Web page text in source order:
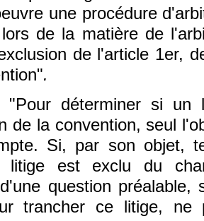
une procédure
de la matière de
de l'article 1er,
.
"Pour déterminer si un
de la convention, seul
Si, par son objet,
litige est exclu du
question préalable,
trancher ce litige, ne